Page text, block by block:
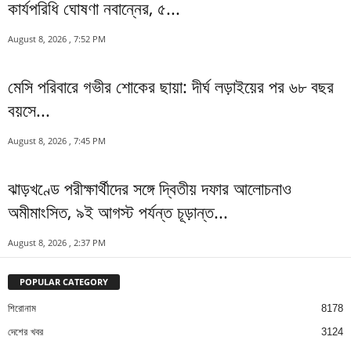
কার্যপরিধি ঘোষণা নবান্নের, ৫...
August 8, 2026 , 7:52 PM
মেসি পরিবারে গভীর শোকের ছায়া: দীর্ঘ লড়াইয়ের পর ৬৮ বছর
বয়সে...
August 8, 2026 , 7:45 PM
ঝাড়খণ্ডে পরীক্ষার্থীদের সঙ্গে দ্বিতীয় দফার আলোচনাও
অমীমাংসিত, ৯ই আগস্ট পর্যন্ত চূড়ান্ত...
August 8, 2026 , 2:37 PM
POPULAR CATEGORY
শিরোনাম
8178
দেশের খবর
3124